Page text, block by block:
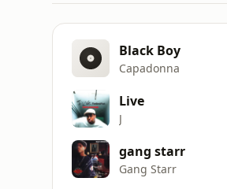
Black Boy
Capadonna
Live
J
gang starr
Gang Starr